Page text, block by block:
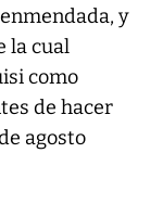
y
la cual
como
de hacer
agosto